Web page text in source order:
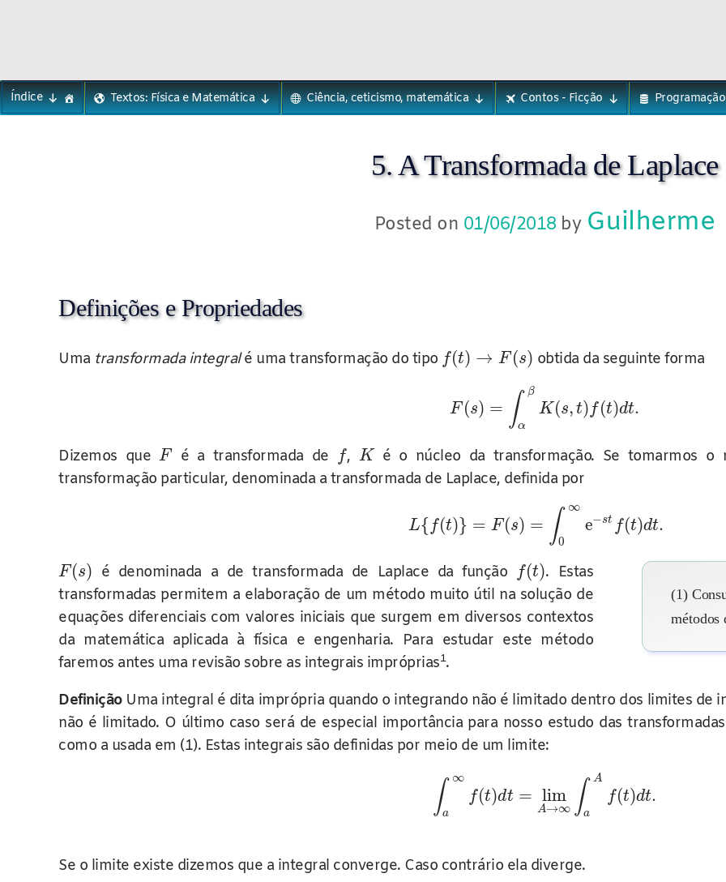
Phylos.net
Pensar e Imaginar
Skip
to
Índice Textos: Física e Matemática Ciência, ceticismo, matemática Contos - Ficção Programação
5. A Transformada de Laplace
Posted on 01/06/2018 by Guilherme
Definições e Propriedades
Uma transformada integralé uma transformação do tipo f(t) → F(s) obtida da seguinte forma
F(s) = ∫ β
α
K(s, t) f(t)dt.
Dizemos queF é a transformada de f, K é o núcleo da transformação. Se tomarmos o
transformação particular, denominada a transformada de Laplace, definida por
L{ f(t)} = F(s) = ∫ ∞
0
e−st f(t)dt.
(1)
métodos
F(s) é denominada a de transformada de Laplace da função f(t). Estas
transformadas permitem a elaboração de um método muito útil na solução de
equações diferenciais com valores iniciais que surgem em diversos contextos
da matemática aplicada à física e engenharia. Para estudar este método
faremos antes uma revisão sobre as integrais impróprias1.
DefiniçãoUma integral é dita imprópria quando o integrando não é limitado dentro dos limites de
não é limitado. O último caso será de especial importância para nosso estudo das
como a usada em (1). Estas integrais são definidas por meio de um limite:
∫ ∞
a
f(t)dt = lim
A→∞ ∫ A
a
f(t)dt.
Se o limite existe dizemos que a integral converge. Caso contrário ela diverge.